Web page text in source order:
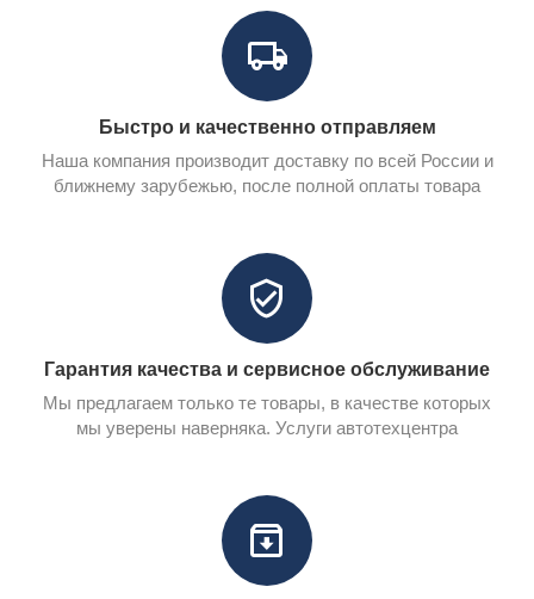
Быстро и качественно отправляем
Наша компания производит доставку по всей России и
ближнему зарубежью, после полной оплаты товара
Гарантия качества и сервисное обслуживание
Мы предлагаем только те товары, в качестве которых
мы уверены наверняка. Услуги автотехцентра